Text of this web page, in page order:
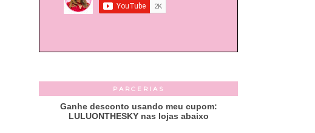
PARCERIAS
Ganhe desconto usando meu cupom:
LULUONTHESKY nas lojas abaixo